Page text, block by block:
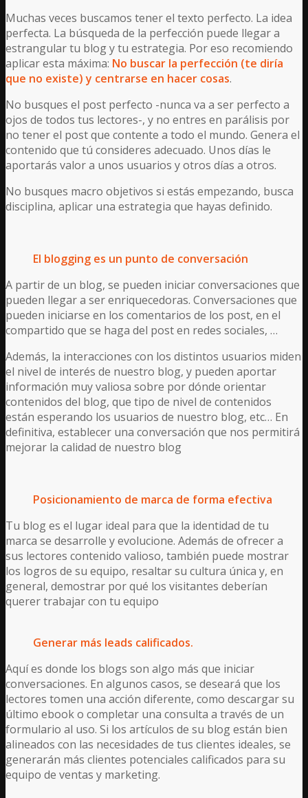
Muchas veces buscamos tener el texto perfecto. La idea
perfecta. La búsqueda de la perfección puede llegar a
estrangular tu blog y tu estrategia. Por eso recomiendo
aplicar esta máxima: No buscar la perfección (te diría
que no existe) y centrarse en hacer cosas.
No busques el post perfecto -nunca va a ser perfecto a
ojos de todos tus lectores-, y no entres en parálisis por
no tener el post que contente a todo el mundo. Genera el
contenido que tú consideres adecuado. Unos días le
aportarás valor a unos usuarios y otros días a otros.
No busques macro objetivos si estás empezando, busca
disciplina, aplicar una estrategia que hayas definido.
El blogging es un punto de conversación
A partir de un blog, se pueden iniciar conversaciones que
pueden llegar a ser enriquecedoras. Conversaciones que
pueden iniciarse en los comentarios de los post, en el
compartido que se haga del post en redes sociales, …
Además, la interacciones con los distintos usuarios miden
el nivel de interés de nuestro blog, y pueden aportar
información muy valiosa sobre por dónde orientar
contenidos del blog, que tipo de nivel de contenidos
están esperando los usuarios de nuestro blog, etc… En
definitiva, establecer una conversación que nos permitirá
mejorar la calidad de nuestro blog
Posicionamiento de marca de forma efectiva
Tu blog es el lugar ideal para que la identidad de tu
marca se desarrolle y evolucione. Además de ofrecer a
sus lectores contenido valioso, también puede mostrar
los logros de su equipo, resaltar su cultura única y, en
general, demostrar por qué los visitantes deberían
querer trabajar con tu equipo
Generar más leads calificados.
Aquí es donde los blogs son algo más que iniciar
conversaciones. En algunos casos, se deseará que los
lectores tomen una acción diferente, como descargar su
último ebook o completar una consulta a través de un
formulario al uso. Si los artículos de su blog están bien
alineados con las necesidades de tus clientes ideales, se
generarán más clientes potenciales calificados para su
equipo de ventas y marketing.